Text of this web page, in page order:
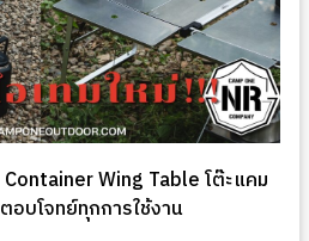
Container Wing Table โต๊ะแคม
อบโจทย์ทุกการใช้งาน